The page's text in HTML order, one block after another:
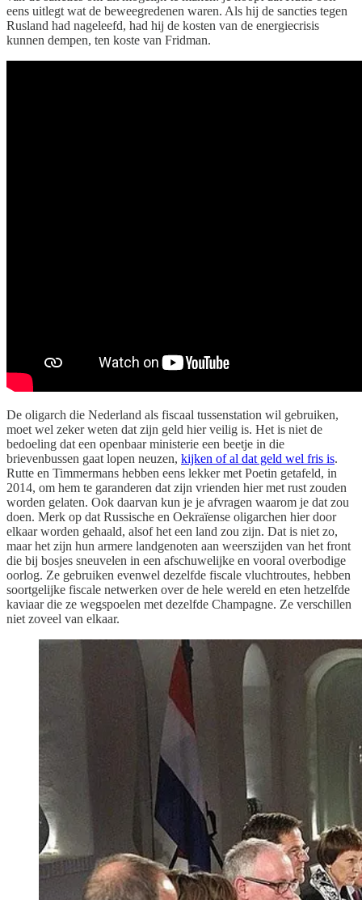
eens uitlegt wat de beweegredenen waren. Als hij de sancties tegen
Rusland had nageleefd, had hij de kosten van de energiecrisis
kunnen dempen, ten koste van Fridman.
De oligarch die Nederland als fiscaal tussenstation wil gebruiken,
moet wel zeker weten dat zijn geld hier veilig is. Het is niet de
bedoeling dat een openbaar ministerie een beetje in die
brievenbussen gaat lopen neuzen, kijken of al dat geld wel fris is.
Rutte en Timmermans hebben eens lekker met Poetin getafeld, in
2014, om hem te garanderen dat zijn vrienden hier met rust zouden
worden gelaten. Ook daarvan kun je je afvragen waarom je dat zou
doen. Merk op dat Russische en Oekraïense oligarchen hier door
elkaar worden gehaald, alsof het een land zou zijn. Dat is niet zo,
maar het zijn hun armere landgenoten aan weerszijden van het front
die bij bosjes sneuvelen in een afschuwelijke en vooral overbodige
oorlog. Ze gebruiken evenwel dezelfde fiscale vluchtroutes, hebben
soortgelijke fiscale netwerken over de hele wereld en eten hetzelfde
kaviaar die ze wegspoelen met dezelfde Champagne. Ze verschillen
niet zoveel van elkaar.